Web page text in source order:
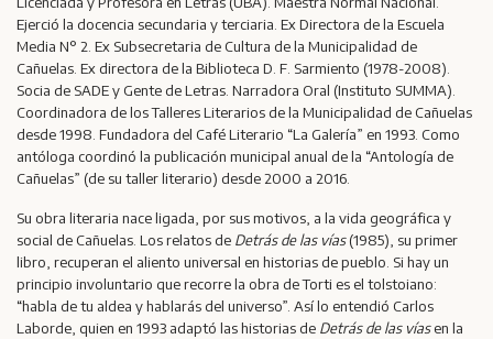
Ejerció la docencia secundaria y terciaria. Ex Directora de la Escuela
Media N° 2. Ex Subsecretaria de Cultura de la Municipalidad de
Cañuelas. Ex directora de la Biblioteca D. F. Sarmiento (1978-2008).
Socia de SADE y Gente de Letras. Narradora Oral (Instituto SUMMA).
Coordinadora de los Talleres Literarios de la Municipalidad de Cañuelas
desde 1998. Fundadora del Café Literario “La Galería” en 1993. Como
antóloga coordinó la publicación municipal anual de la “Antología de
Cañuelas” (de su taller literario) desde 2000 a 2016.
Su obra literaria nace ligada, por sus motivos, a la vida geográfica y
social de Cañuelas. Los relatos de Detrás de las vías(1985), su primer
libro, recuperan el aliento universal en historias de pueblo. Si hay un
principio involuntario que recorre la obra de Torti es el tolstoiano:
“habla de tu aldea y hablarás del universo”. Así lo entendió Carlos
Laborde, quien en 1993 adaptó las historias de Detrás de las víasen la